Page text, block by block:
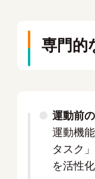
専門的
運動前
運動機
タスク
を活性